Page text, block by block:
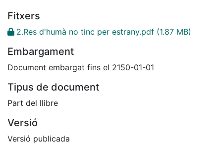
Fitxers
2.Res d'humà no tinc per estrany.pdf (1.87 MB)
Embargament
Document embargat fins el 2150-01-01
Tipus de document
Part del llibre
Versió
Versió publicada